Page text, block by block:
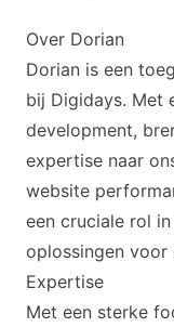
Over Dorian
Dorian is een
bij Digidays. Met
development,
expertise naar
website
een cruciale rol
oplossingen voor
Expertise
Met een sterke